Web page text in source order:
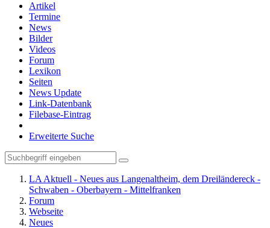
Artikel
Termine
News
Bilder
Videos
Forum
Lexikon
Seiten
News Update
Link-Datenbank
Filebase-Eintrag
Erweiterte Suche
LA Aktuell - Neues aus Langenaltheim, dem Dreiländereck -
Schwaben - Oberbayern - Mittelfranken
Forum
Webseite
Neues